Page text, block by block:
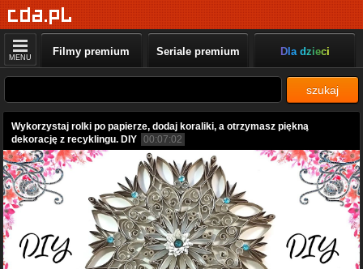
MENU Filmy premium Seriale premium Dla dzieci
szukaj
Wykorzystaj rolki po papierze, dodaj koraliki, a otrzymasz piękną
dekorację z recyklingu. DIY 00:07:02